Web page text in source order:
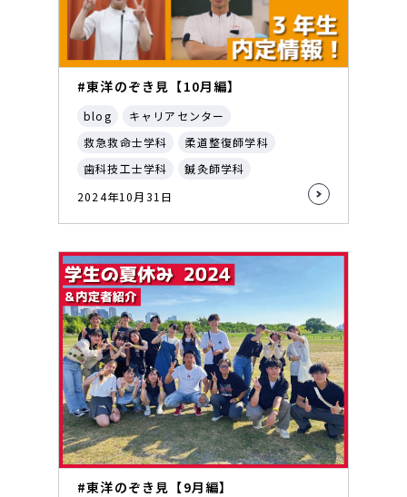
#東洋のぞき見【10月編】
blog
キャリアセンター
救急救命士学科
柔道整復師学科
歯科技工士学科
鍼灸師学科
2024年10月31日
#東洋のぞき見【9月編】